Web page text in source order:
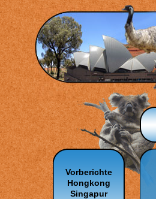
Vorberichte
Hongkong
Singapur